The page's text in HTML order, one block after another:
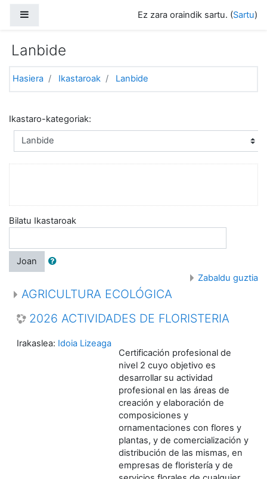
Ez zara oraindik sartu. (Sartu)
Lanbide
Hasiera Ikastaroak Lanbide
Ikastaro-kategoriak:
Bilatu Ikastaroak
Joan
Zabaldu guztia
AGRICULTURA ECOLÓGICA
2026 ACTIVIDADES DE FLORISTERIA
Certificación profesional de
nivel 2 cuyo objetivo es
desarrollar su actividad
profesional en las áreas de
creación y elaboración de
composiciones y
ornamentaciones con flores y
plantas, y de comercialización y
distribución de las mismas, en
empresas de floristería y de
Irakaslea: Idoia Lizeaga